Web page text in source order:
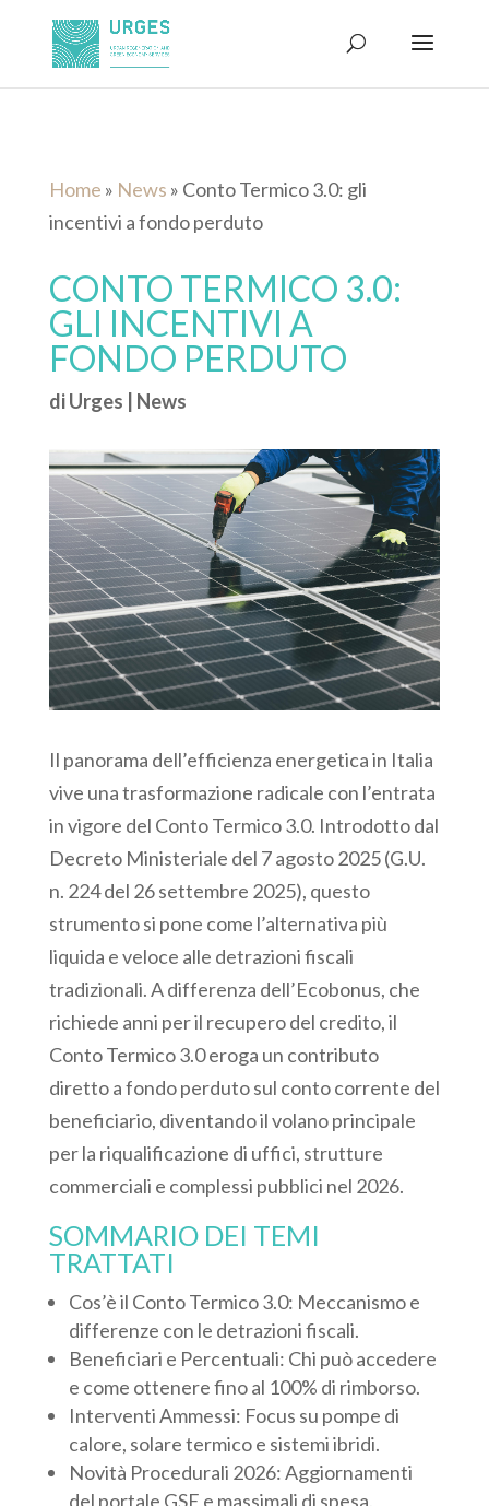
Home » News » Conto Termico 3.0: gli
incentivi a fondo perduto
CONTO TERMICO 3.0:
GLI INCENTIVI A
FONDO PERDUTO
diUrges News
Il panorama dell’efficienza energetica in Italia
vive una trasformazione radicale con l’entrata
in vigore del Conto Termico 3.0. Introdotto dal
Decreto Ministeriale del 7 agosto 2025 (G.U.
n. 224 del 26 settembre 2025), questo
strumento si pone come l’alternativa più
liquida e veloce alle detrazioni fiscali
tradizionali. A differenza dell’Ecobonus, che
richiede anni per il recupero del credito, il
Conto Termico 3.0 eroga un contributo
diretto a fondo perduto sul conto corrente del
beneficiario, diventando il volano principale
per la riqualificazione di uffici, strutture
commerciali e complessi pubblici nel 2026.
SOMMARIO DEI TEMI
TRATTATI
Cos’è il Conto Termico 3.0: Meccanismo e
differenze con le detrazioni fiscali.
Beneficiari e Percentuali: Chi può accedere
e come ottenere fino al 100% di rimborso.
Interventi Ammessi: Focus su pompe di
calore, solare termico e sistemi ibridi.
Novità Procedurali 2026: Aggiornamenti
del portale GSE e massimali di spesa.